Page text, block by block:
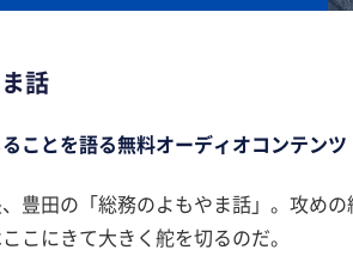
話
ことを語る無料オーディオコンテンツ
豊田の「総務のよもやま話」。攻め
にきて大きく舵を切るのだ。